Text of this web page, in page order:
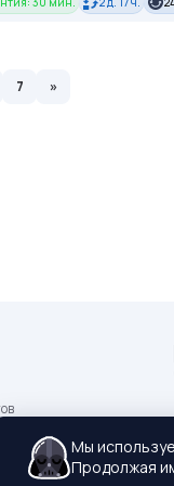
7 »
Мы
Продолжая